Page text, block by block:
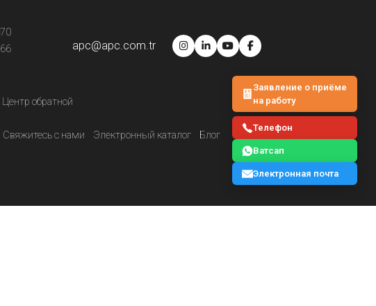
apc@apc.com.tr
Центр обратной
Свяжитесь с нами Электронный каталог Блог
Заявление о приёме
на работу
Телефон
Ватсап
Электронная почта